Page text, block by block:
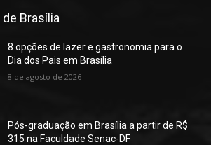
Brasília
8 opções de lazer e gastronomia para o
Dia dos Pais em Brasília
8 de agosto de 2026
Pós-graduação em Brasília a partir de R$
315 na Faculdade Senac-DF